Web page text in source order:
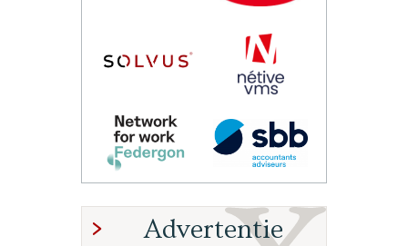
Advertentie